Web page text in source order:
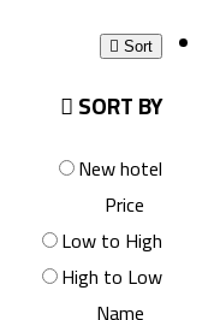
Sort
SORT BY
New hotel
Price
Low to High
High to Low
Name